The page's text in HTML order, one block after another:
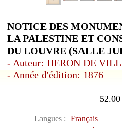
NOTICE DES
LA PALESTINE ET
DU LOUVRE (SALLE
- Auteur: HERON DE
- Année d'édition: 1876
52.00
Langues :
Français